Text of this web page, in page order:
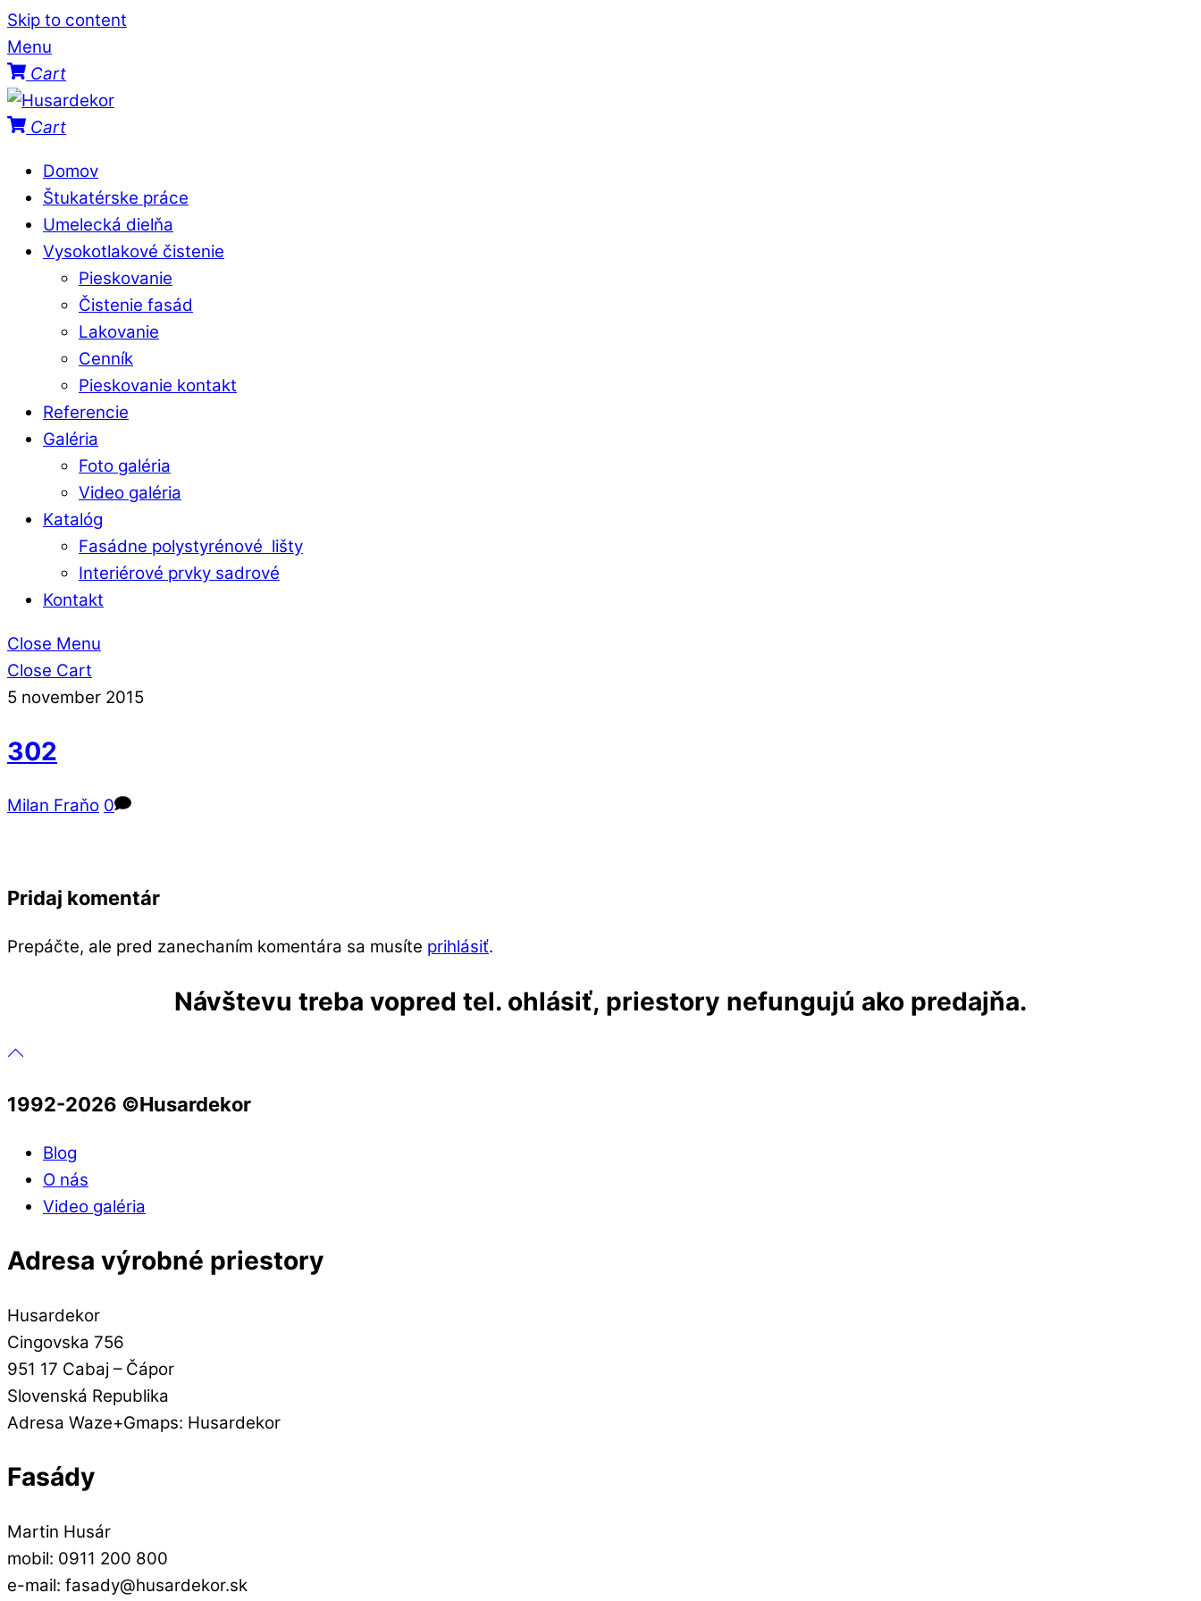
Skip to content
Menu
Cart
Cart
Domov
Štukatérske práce
Umelecká dielňa
Vysokotlakové čistenie
Pieskovanie
Čistenie fasád
Lakovanie
Cenník
Pieskovanie kontakt
Referencie
Galéria
Foto galéria
Video galéria
Katalóg
Fasádne polystyrénové lišty
Interiérové prvky sadrové
Kontakt
Close Menu
Close Cart
5 november 2015
302
Milan Fraňo 0
Pridaj komentár
Prepáčte, ale pred zanechaním komentára sa musíte prihlásiť.
Návštevu treba vopred tel. ohlásiť, priestory nefungujú ako predajňa.
1992-2026 ©️Husardekor
Blog
O nás
Video galéria
Adresa výrobné priestory
Husardekor
Cingovska 756
951 17 Cabaj – Čápor
Slovenská Republika
Adresa Waze+Gmaps: Husardekor
Fasády
Martin Husár
mobil: 0911 200 800
e-mail: fasady@husardekor.sk